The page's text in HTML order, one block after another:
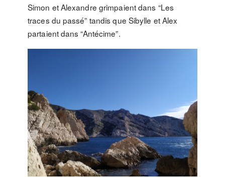
Simon et Alexandre grimpaient dans “Les
traces du passé” tandis que Sibylle et Alex
partaient dans “Antécime”.